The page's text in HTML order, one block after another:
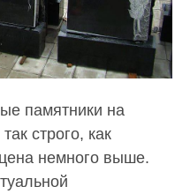
памятники на
строго, как
немного выше.